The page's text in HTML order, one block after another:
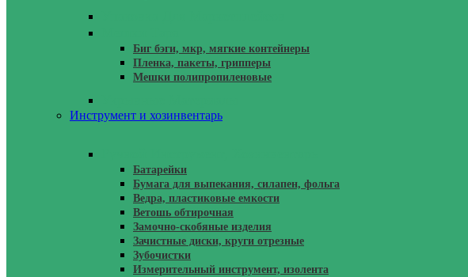
Биг бэги, мкр, мягкие контейнеры
Пленка, пакеты, грипперы
Мешки полипропиленовые
Инструмент и хозинвентарь
Батарейки
Бумага для выпекания, силапен, фольга
Ведра, пластиковые емкости
Ветошь обтирочная
Замочно-скобяные изделия
Зачистные диски, круги отрезные
Зубочистки
Измерительный инструмент, изолента